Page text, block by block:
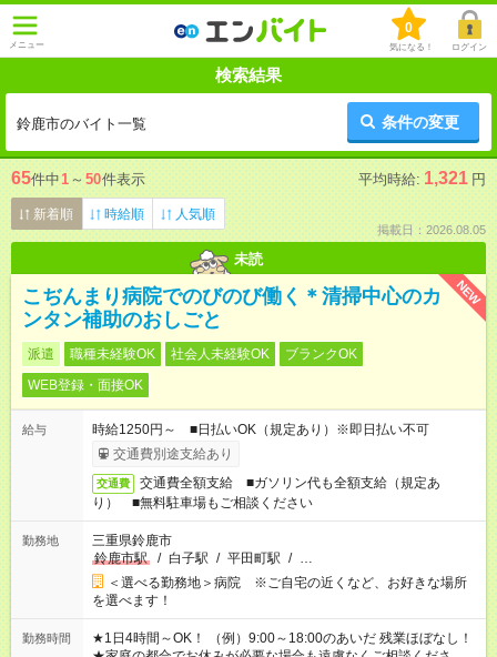
メニュー
0
気になる！ ログイン
検索結果
鈴鹿市のバイト一覧 条件の変更
65件中1 ～ 50件表示 平均時給: 1,321 円
新着順 時給順 人気順
掲載日：2026.08.05
未読
NEW
こぢんまり病院でのびのび働く＊清掃中心のカ
ンタン補助のおしごと
派遣 職種未経験OK 社会人未経験OK
ブランクOK
WEB登録・面接OK
給与
時給1250円～ ■日払いOK（規定あり）※即日払い不可
交通費別途支給あり
交通費
交通費全額支給 ■ガソリン代も全額支給（規定あ
り） ■無料駐車場もご相談ください
勤務地
三重県鈴鹿市
鈴鹿市駅
/ 白子駅 / 平田町駅 / …
＜選べる勤務地＞病院 ※ご自宅の近くなど、お好きな場所
を選べます！
勤務時間
★1日4時間～OK！ （例）9:00～18:00のあいだ 残業ほぼなし！